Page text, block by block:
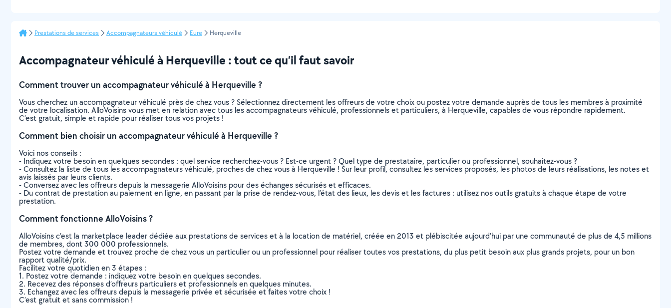
Prestations de services Accompagnateurs véhiculé Eure Herqueville
Accompagnateur véhiculé à Herqueville : tout ce qu’il faut savoir
Comment trouver un accompagnateur véhiculé à Herqueville ?
Vous cherchez un accompagnateur véhiculé près de chez vous ? Sélectionnez directement les offreurs de votre choix ou postez votre demande auprès de tous les membres à proximité
de votre localisation. AlloVoisins vous met en relation avec tous les accompagnateurs véhiculé, professionnels et particuliers, à Herqueville, capables de vous répondre rapidement.
C’est gratuit, simple et rapide pour réaliser tous vos projets !
Comment bien choisir un accompagnateur véhiculé à Herqueville ?
Voici nos conseils :
- Indiquez votre besoin en quelques secondes : quel service recherchez-vous ? Est-ce urgent ? Quel type de prestataire, particulier ou professionnel, souhaitez-vous ?
- Consultez la liste de tous les accompagnateurs véhiculé, proches de chez vous à Herqueville ! Sur leur profil, consultez les services proposés, les photos de leurs réalisations, les notes et
avis laissés par leurs clients.
- Conversez avec les offreurs depuis la messagerie AlloVoisins pour des échanges sécurisés et efficaces.
- Du contrat de prestation au paiement en ligne, en passant par la prise de rendez-vous, l’état des lieux, les devis et les factures : utilisez nos outils gratuits à chaque étape de votre
prestation.
Comment fonctionne AlloVoisins ?
AlloVoisins c’est la marketplace leader dédiée aux prestations de services et à la location de matériel, créée en 2013 et plébiscitée aujourd’hui par une communauté de plus de 4,5 millions
de membres, dont 300 000 professionnels.
Postez votre demande et trouvez proche de chez vous un particulier ou un professionnel pour réaliser toutes vos prestations, du plus petit besoin aux plus grands projets, pour un bon
rapport qualité/prix.
Facilitez votre quotidien en 3 étapes :
1. Postez votre demande : indiquez votre besoin en quelques secondes.
2. Recevez des réponses d’offreurs particuliers et professionnels en quelques minutes.
3. Echangez avec les offreurs depuis la messagerie privée et sécurisée et faites votre choix !
C’est gratuit et sans commission !